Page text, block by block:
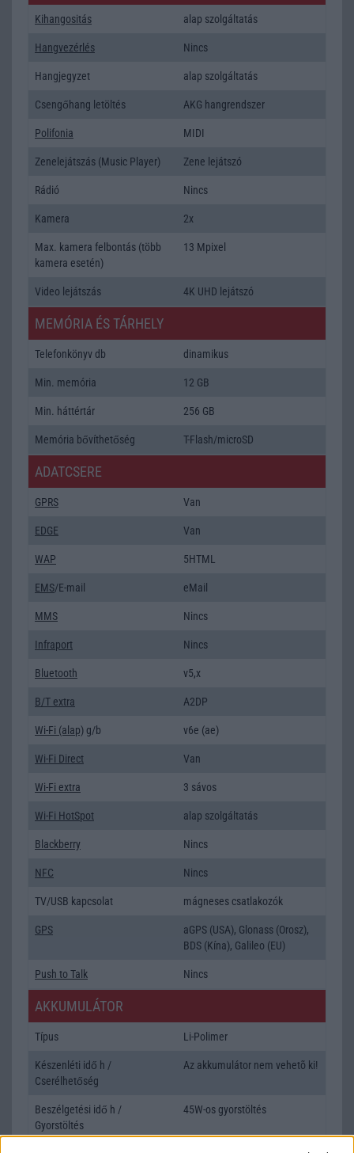
Kihangositás alap szolgáltatás
Hangvezérlés Nincs
Hangjegyzet alap szolgáltatás
Csengőhang letöltés AKG hangrendszer
Polifonia MIDI
Zenelejátszás (Music Player) Zene lejátszó
Rádió Nincs
Kamera 2x
Max. kamera felbontás (több
kamera esetén)
13 Mpixel
Video lejátszás 4K UHD lejátszó
MEMÓRIA ÉS TÁRHELY
Telefonkönyv db dinamikus
Min. memória 12 GB
Min. háttértár 256 GB
Memória bővíthetőség T-Flash/microSD
ADATCSERE
GPRS Van
EDGE Van
WAP 5HTML
EMS/E-mail eMail
MMS Nincs
Infraport Nincs
Bluetooth v5,x
B/T extra A2DP
Wi-Fi (alap) g/b v6e (ae)
Wi-Fi Direct Van
Wi-Fi extra 3 sávos
Wi-Fi HotSpot alap szolgáltatás
Blackberry Nincs
NFC Nincs
TV/USB kapcsolat mágneses csatlakozók
GPS
aGPS (USA), Glonass (Orosz),
BDS (Kína), Galileo (EU)
Push to Talk Nincs
AKKUMULÁTOR
Típus Li-Polimer
Készenléti idő h /
Cserélhetőség
Az akkumulátor nem vehetõ ki!
Beszélgetési idő h /
Gyorstöltés
45W-os gyorstöltés